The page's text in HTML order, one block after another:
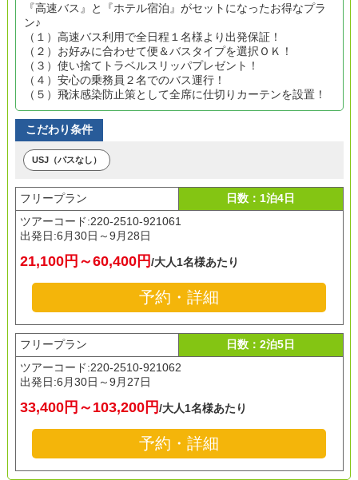
『高速バス』と『ホテル宿泊』がセットになったお得なプラ
ン♪
（１）高速バス利用で全日程１名様より出発保証！
（２）お好みに合わせて便＆バスタイプを選択ＯＫ！
（３）使い捨てトラベルスリッパプレゼント！
（４）安心の乗務員２名でのバス運行！
（５）飛沫感染防止策として全席に仕切りカーテンを設置！
こだわり条件
USJ（パスなし）
フリープラン
日数：1泊4日
ツアーコード:220-2510-921061
出発日:6月30日～9月28日
21,100円～60,400円/大人1名様あたり
予約・詳細
フリープラン
日数：2泊5日
ツアーコード:220-2510-921062
出発日:6月30日～9月27日
33,400円～103,200円/大人1名様あたり
予約・詳細